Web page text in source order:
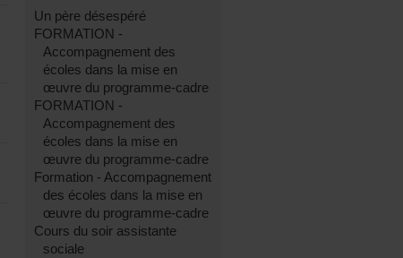
Un père désespéré
FORMATION -
Accompagnement des
écoles dans la mise en
œuvre du programme-cadre
FORMATION -
Accompagnement des
écoles dans la mise en
œuvre du programme-cadre
Formation - Accompagnement
des écoles dans la mise en
œuvre du programme-cadre
Cours du soir assistante
sociale